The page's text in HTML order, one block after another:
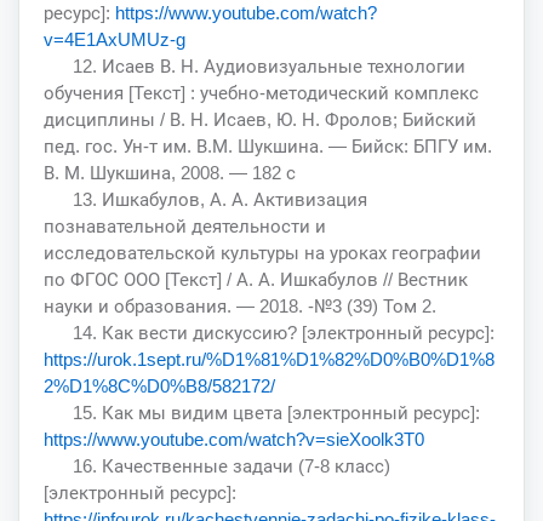
ресурс]: https://www.youtube.com/watch?
v=4E1AxUMUz-g
12. Исаев В. Н. Аудиовизуальные технологии
обучения [Текст] : учебно-методический комплекс
дисциплины / В. Н. Исаев, Ю. Н. Фролов; Бийский
пед. гос. Ун-т им. В.М. Шукшина. — Бийск: БПГУ им.
В. М. Шукшина, 2008. — 182 с
13. Ишкабулов, А. А. Активизация
познавательной деятельности и
исследовательской культуры на уроках географии
по ФГОС ООО [Текст] / А. А. Ишкабулов // Вестник
науки и образования. — 2018. -№3 (39) Том 2.
14. Как вести дискуссию? [электронный ресурс]:
https://urok.1sept.ru/%D1%81%D1%82%D0%B0%D1%8
2%D1%8C%D0%B8/582172/
15. Как мы видим цвета [электронный ресурс]:
https://www.youtube.com/watch?v=sieXoolk3T0
16. Качественные задачи (7-8 класс)
[электронный ресурс]: